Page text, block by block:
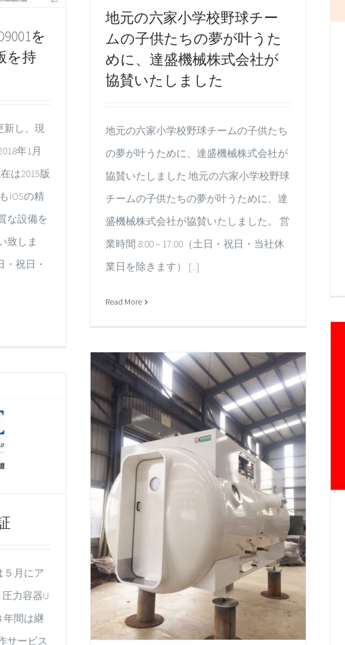
地元の六家小学校野球チー
ムの子供たちの夢が叶うた
めに、達盛機械株式会社が
協賛いたしました
地元の六家小学校野球チームの子供たち
の夢が叶うために、達盛機械株式会社が
協賛いたしました 地元の六家小学校野球
チームの子供たちの夢が叶うために、達
盛機械株式会社が協賛いたしました。 営
業時間 8:00 – 17:00（土日・祝日・当社休
業日を除きます） [...]
Read More
を
を持
新し、現
年1月
は2015版
IOSの精
な設備を
致しま
・祝日・
５月にア
力容器U
年間は継
サービス